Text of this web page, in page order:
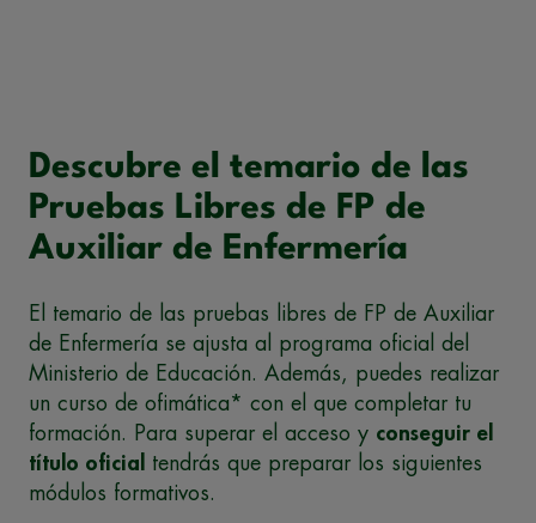
Descubre el temario de las
Pruebas Libres de FP de
Auxiliar de Enfermería
El temario de las pruebas libres de FP de Auxiliar
de Enfermería se ajusta al programa oficial del
Ministerio de Educación. Además, puedes realizar
un curso de ofimática* con el que completar tu
formación. Para superar el acceso y conseguir el
título oficial
tendrás que preparar los siguientes
módulos formativos.